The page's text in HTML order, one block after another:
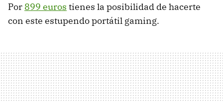
Por 899 euros tienes la posibilidad de hacerte
con este estupendo portátil gaming.